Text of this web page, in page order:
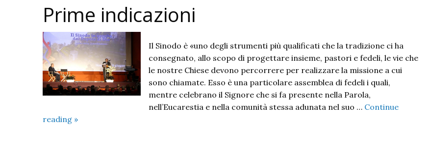
Prime indicazioni
Il Sinodo è «uno degli strumenti più qualificati che la tradizione ci ha
consegnato, allo scopo di progettare insieme, pastori e fedeli, le vie che
le nostre Chiese devono percorrere per realizzare la missione a cui
sono chiamate. Esso è una particolare assemblea di fedeli i quali,
mentre celebrano il Signore che si fa presente nella Parola,
nell’Eucarestia e nella comunità stessa adunata nel suo … Continue
reading In
»